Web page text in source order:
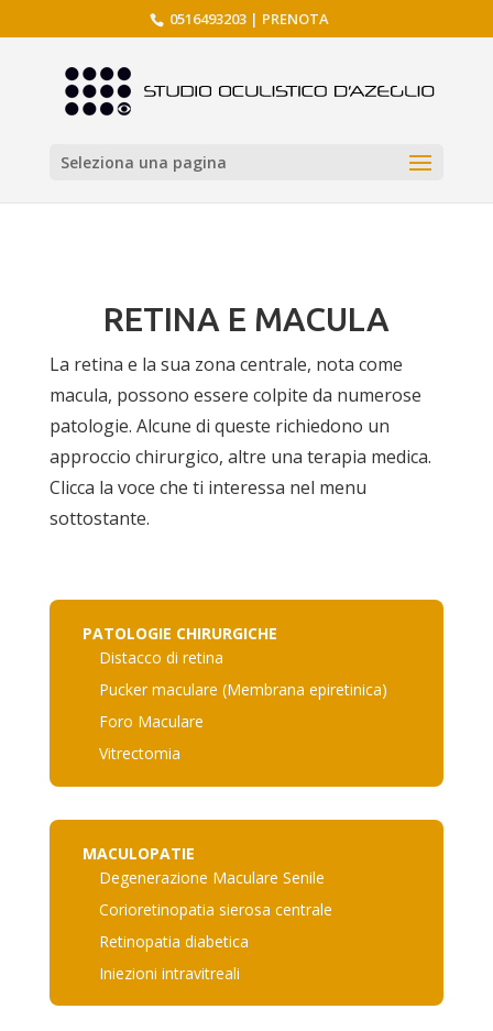
0516493203| PRENOTA
Seleziona una pagina
RETINA E MACULA
La retina e la sua zona centrale, nota come
macula, possono essere colpite da numerose
patologie. Alcune di queste richiedono un
approccio chirurgico, altre una terapia medica.
Clicca la voce che ti interessa nel menu
sottostante.
PATOLOGIE CHIRURGICHE
Distacco di retina
Pucker maculare (Membrana epiretinica)
Foro Maculare
Vitrectomia
MACULOPATIE
Degenerazione Maculare Senile
Corioretinopatia sierosa centrale
Retinopatia diabetica
Iniezioni intravitreali